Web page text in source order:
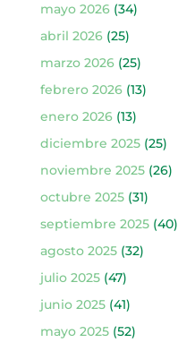
mayo 2026(34)
abril 2026(25)
marzo 2026(25)
febrero 2026(13)
enero 2026(13)
diciembre 2025(25)
noviembre 2025(26)
octubre 2025(31)
septiembre 2025(40)
agosto 2025(32)
julio 2025(47)
junio 2025(41)
mayo 2025(52)